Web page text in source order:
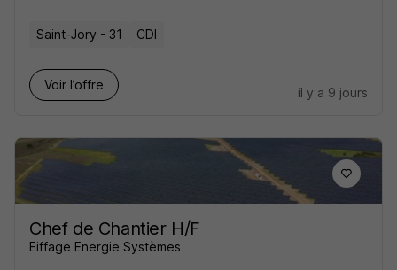
Saint-Jory - 31 CDI
Voir l’offre
il y a 9 jours
Chef de Chantier H/F
Eiffage Energie Systèmes